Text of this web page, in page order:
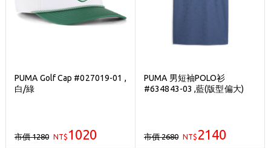
PUMA Golf Cap #027019-01 ,
白/綠
市價 1280 NT$ 1020
PUMA 男短袖POLO衫
#634843-03 ,藍(版型偏大)
市價 2680 NT$ 2140